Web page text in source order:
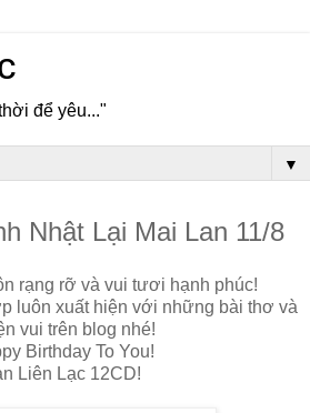
để yêu..."
▼
Nhật Lại Mai Lan 11/8
rạng rỡ và vui tươi hạnh phúc!
luôn xuất hiện với những bài thơ và
vui trên blog nhé!
Birthday To You!
Liên Lạc 12CD!